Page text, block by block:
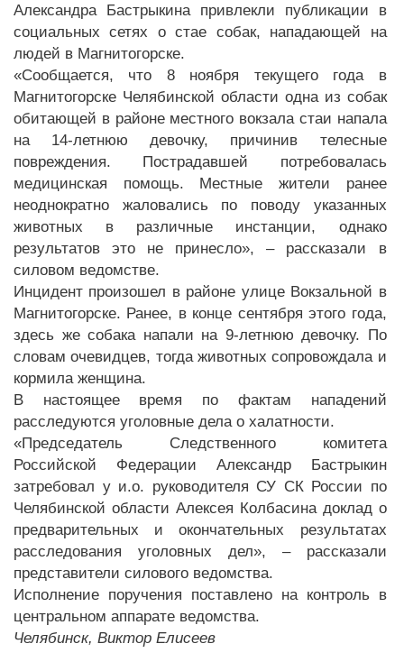
Александра Бастрыкина привлекли публикации в
социальных сетях о стае собак, нападающей на
людей в Магнитогорске.
«Сообщается, что 8 ноября текущего года в
Магнитогорске Челябинской области одна из собак
обитающей в районе местного вокзала стаи напала
на 14-летнюю девочку, причинив телесные
повреждения. Пострадавшей потребовалась
медицинская помощь. Местные жители ранее
неоднократно жаловались по поводу указанных
животных в различные инстанции, однако
результатов это не принесло», – рассказали в
силовом ведомстве.
Инцидент произошел в районе улице Вокзальной в
Магнитогорске. Ранее, в конце сентября этого года,
здесь же собака напали на 9-летнюю девочку. По
словам очевидцев, тогда животных сопровождала и
кормила женщина.
В настоящее время по фактам нападений
расследуются уголовные дела о халатности.
«Председатель Следственного комитета
Российской Федерации Александр Бастрыкин
затребовал у и.о. руководителя СУ СК России по
Челябинской области Алексея Колбасина доклад о
предварительных и окончательных результатах
расследования уголовных дел», – рассказали
представители силового ведомства.
Исполнение поручения поставлено на контроль в
центральном аппарате ведомства.
Челябинск, Виктор Елисеев